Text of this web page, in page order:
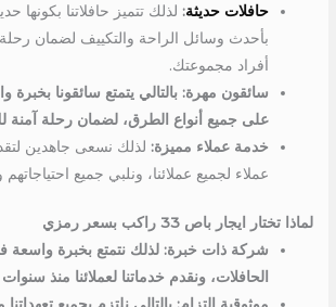
حافلات حديثة: لذلك تتميز حافلاتنا بكونها
بأحدث وسائل الراحة والتكييف لضمان
أفراد مجموعتك.
سائقون مهرة: بالتالي يتمتع سائقونا بخبرة
على جميع أنواع الطرق، لضمان رحلة آمنة
خدمة عملاء مميزة: لذلك نسعى جاهدين
عملاء لجميع عملائنا، ونلبي جميع احتياجاتهم
لماذا تختار ايجار باص 33 راكب بسعر رمزي
شركة ذات خبرة: لذلك نتمتع بخبرة واسعة
الحافلات، ونقدم خدماتنا لعملائنا منذ